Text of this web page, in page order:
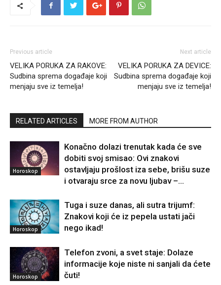
Previous article
VELIKA PORUKA ZA RAKOVE:
Sudbina sprema događaje koji
menjaju sve iz temelja!
Next article
VELIKA PORUKA ZA DEVICE:
Sudbina sprema događaje koji
menjaju sve iz temelja!
RELATED ARTICLES MORE FROM AUTHOR
Horoskop
Konačno dolazi trenutak kada će sve
dobiti svoj smisao: Ovi znakovi
ostavljaju prošlost iza sebe, brišu suze
i otvaraju srce za novu ljubav –...
Horoskop
Tuga i suze danas, ali sutra trijumf:
Znakovi koji će iz pepela ustati jači
nego ikad!
Horoskop
Telefon zvoni, a svet staje: Dolaze
informacije koje niste ni sanjali da ćete
čuti!